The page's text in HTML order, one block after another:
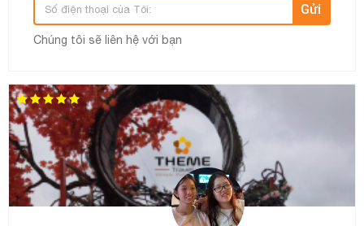
Gửi
Chúng tôi sẽ liên hệ với bạn